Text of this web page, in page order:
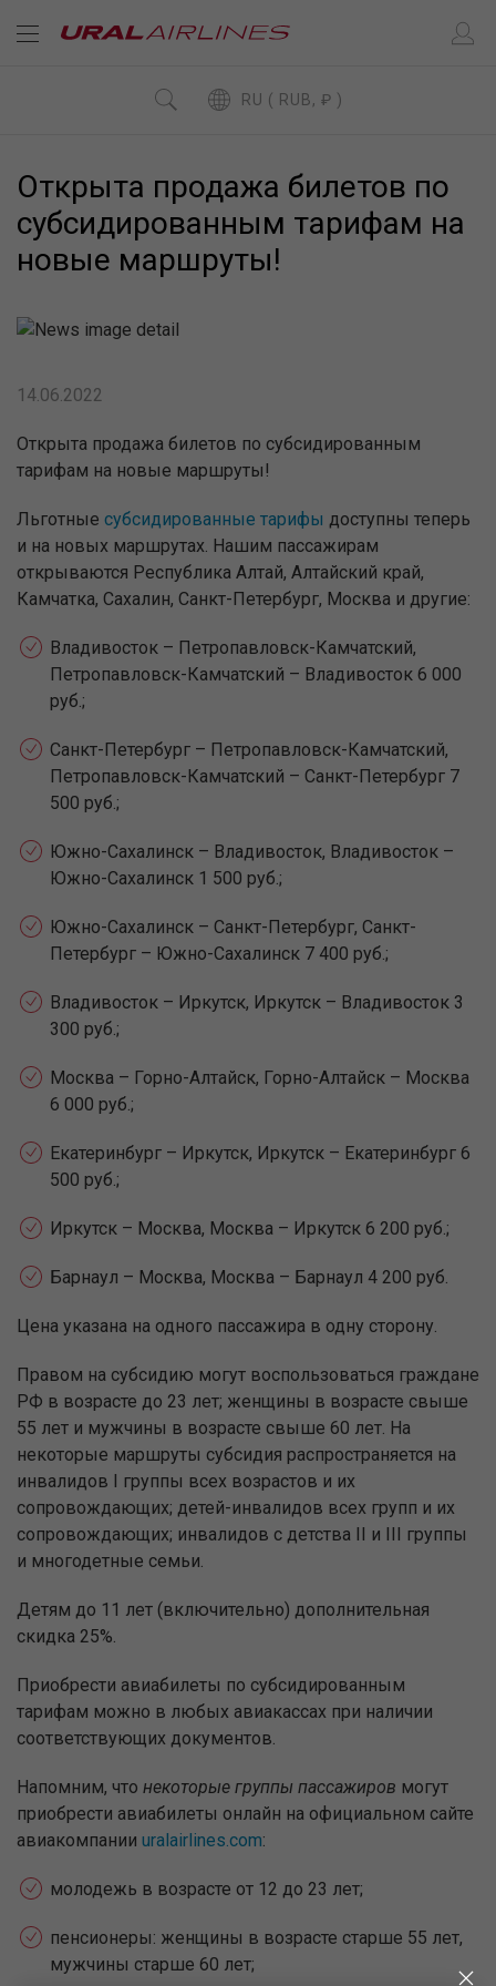
RU ( RUB, ₽ )
Открыта продажа билетов по
субсидированным тарифам на
новые маршруты!
14.06.2022
Открыта продажа билетов по субсидированным
тарифам на новые маршруты!
Льготные субсидированные тарифы доступны теперь
и на новых маршрутах. Нашим пассажирам
открываются Республика Алтай, Алтайский край,
Камчатка, Сахалин, Санкт-Петербург, Москва и другие:
Владивосток – Петропавловск-Камчатский,
Петропавловск-Камчатский – Владивосток 6 000
руб.;
Санкт-Петербург – Петропавловск-Камчатский,
Петропавловск-Камчатский – Санкт-Петербург 7
500 руб.;
Южно-Сахалинск – Владивосток, Владивосток –
Южно-Сахалинск 1 500 руб.;
Южно-Сахалинск – Санкт-Петербург, Санкт-
Петербург – Южно-Сахалинск 7 400 руб.;
Владивосток – Иркутск, Иркутск – Владивосток 3
300 руб.;
Москва – Горно-Алтайск, Горно-Алтайск – Москва
6 000 руб.;
Екатеринбург – Иркутск, Иркутск – Екатеринбург 6
500 руб.;
Иркутск – Москва, Москва – Иркутск 6 200 руб.;
Барнаул – Москва, Москва – Барнаул 4 200 руб.
Цена указана на одного пассажира в одну сторону.
Правом на субсидию могут воспользоваться граждане
РФ в возрасте до 23 лет; женщины в возрасте свыше
55 лет и мужчины в возрасте свыше 60 лет. На
некоторые маршруты субсидия распространяется на
инвалидов I группы всех возрастов и их
сопровождающих; детей-инвалидов всех групп и их
сопровождающих; инвалидов с детства II и III группы
и многодетные семьи.
Детям до 11 лет (включительно) дополнительная
скидка 25%.
Приобрести авиабилеты по субсидированным
тарифам можно в любых авиакассах при наличии
соответствующих документов.
Напомним, что некоторые группы пассажиров могут
приобрести авиабилеты онлайн на официальном сайте
авиакомпании uralairlines.com:
молодежь в возрасте от 12 до 23 лет;
пенсионеры: женщины в возрасте старше 55 лет,
мужчины старше 60 лет;